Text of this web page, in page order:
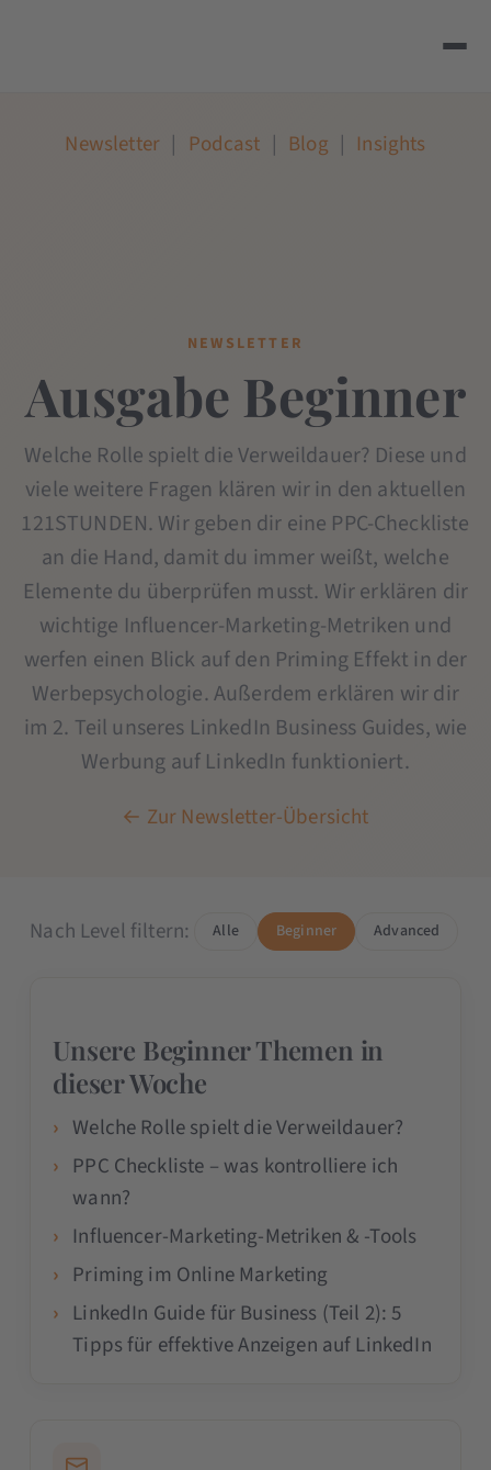
Newsletter | Podcast | Blog | Insights
NEWSLETTER
Ausgabe Beginner
Welche Rolle spielt die Verweildauer? Diese und
viele weitere Fragen klären wir in den aktuellen
121STUNDEN. Wir geben dir eine PPC-Checkliste
an die Hand, damit du immer weißt, welche
Elemente du überprüfen musst. Wir erklären dir
wichtige Influencer-Marketing-Metriken und
werfen einen Blick auf den Priming Effekt in der
Werbepsychologie. Außerdem erklären wir dir
im 2. Teil unseres LinkedIn Business Guides, wie
Werbung auf LinkedIn funktioniert.
← Zur Newsletter-Übersicht
Nach Level filtern: Alle Beginner Advanced
Unsere Beginner Themen in
dieser Woche
Welche Rolle spielt die Verweildauer?
PPC Checkliste – was kontrolliere ich
wann?
Influencer-Marketing-Metriken & -Tools
Priming im Online Marketing
LinkedIn Guide für Business (Teil 2): 5
Tipps für effektive Anzeigen auf LinkedIn